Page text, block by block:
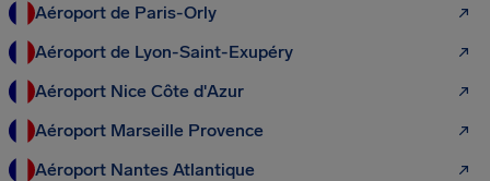
Aéroport de Paris-Orly
Aéroport de Lyon-Saint-Exupéry
Aéroport Nice Côte d'Azur
Aéroport Marseille Provence
Aéroport Nantes Atlantique